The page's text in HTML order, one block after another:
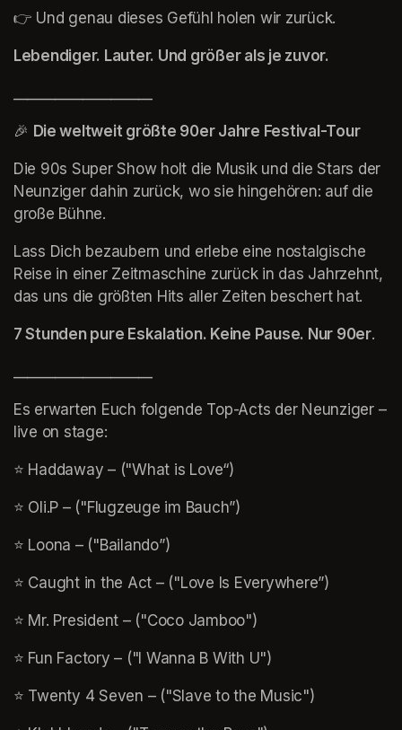
👉 Und genau dieses Gefühl holen wir zurück.
Lebendiger. Lauter. Und größer als je zuvor.
____________________
🎉 Die weltweit größte 90er Jahre Festival-Tour
Die 90s Super Show holt die Musik und die Stars der
Neunziger dahin zurück, wo sie hingehören: auf die
große Bühne.
Lass Dich bezaubern und erlebe eine nostalgische
Reise in einer Zeitmaschine zurück in das Jahrzehnt,
das uns die größten Hits aller Zeiten beschert hat.
7 Stunden pure Eskalation. Keine Pause. Nur 90er.
____________________
Es erwarten Euch folgende Top-Acts der Neunziger –
live on stage:
⭐️ Haddaway – ("What is Love“)
⭐️ Oli.P – ("Flugzeuge im Bauch”)
⭐️ Loona – ("Bailando”)
⭐️ Caught in the Act – ("Love Is Everywhere”)
⭐️ Mr. President – ("Coco Jamboo")
⭐️ Fun Factory – ("I Wanna B With U")
⭐️ Twenty 4 Seven – ("Slave to the Music")